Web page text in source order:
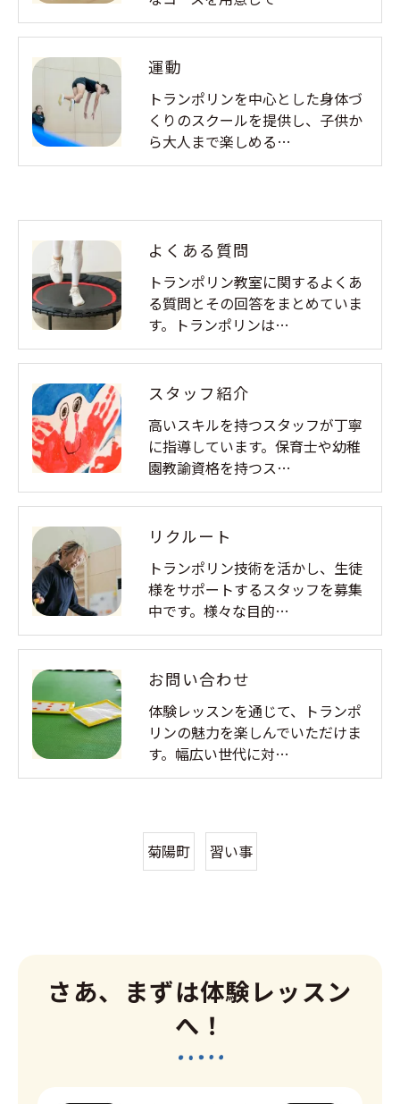
運動
トランポリンを中心とした身体づ
くりのスクールを提供し、子供か
ら大人まで楽しめる…
よくある質問
トランポリン教室に関するよくあ
る質問とその回答をまとめていま
す。トランポリンは…
スタッフ紹介
高いスキルを持つスタッフが丁寧
に指導しています。保育士や幼稚
園教諭資格を持つス…
リクルート
トランポリン技術を活かし、生徒
様をサポートするスタッフを募集
中です。様々な目的…
お問い合わせ
体験レッスンを通じて、トランポ
リンの魅力を楽しんでいただけま
す。幅広い世代に対…
菊陽町 習い事
さあ、まずは体験レッスン
へ！